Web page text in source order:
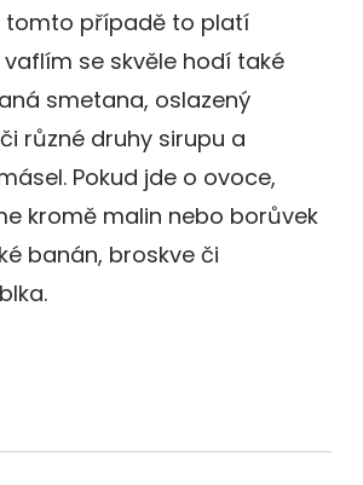
tomto případě to platí
vaflím se skvěle hodí také
smetana, oslazený
různé druhy sirupu a
Pokud jde o ovoce,
kromě malin nebo borůvek
banán, broskve či